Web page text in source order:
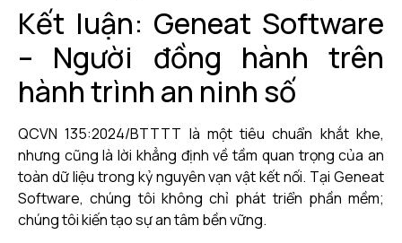
Kết luận: Geneat Software
– Người đồng hành trên
hành trình an ninh số
QCVN 135:2024/BTTTT là một tiêu chuẩn khắt khe,
nhưng cũng là lời khẳng định về tầm quan trọng của an
toàn dữ liệu trong kỷ nguyên vạn vật kết nối. Tại Geneat
Software, chúng tôi không chỉ phát triển phần mềm;
chúng tôi kiến tạo sự an tâm bền vững.